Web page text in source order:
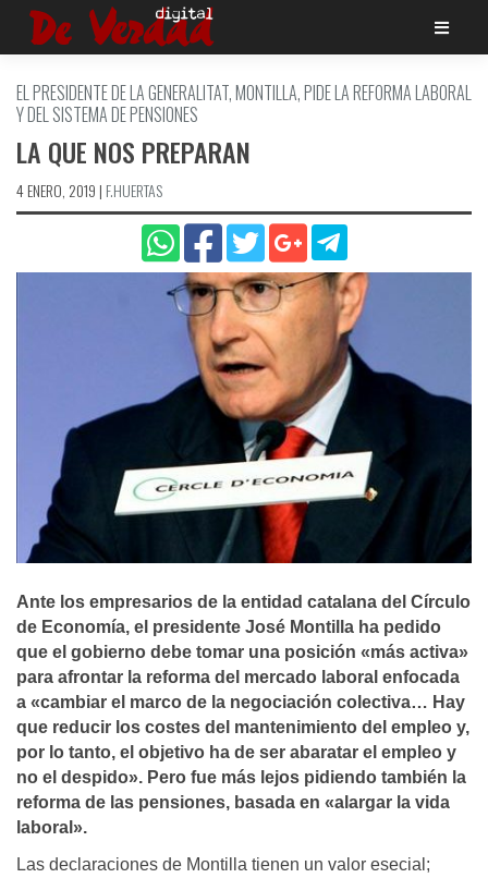
Saltar
EL PRESIDENTE DE LA GENERALITAT, MONTILLA, PIDE LA REFORMA LABORAL
Y DEL SISTEMA DE PENSIONES
LA QUE NOS PREPARAN
4 ENERO, 2019 | F.HUERTAS
Ante los empresarios de la entidad catalana del Cí­rculo
de Economí­a, el presidente José Montilla ha pedido
que el gobierno debe tomar una posición «más activa»
para afrontar la reforma del mercado laboral enfocada
a «cambiar el marco de la negociación colectiva… Hay
que reducir los costes del mantenimiento del empleo y,
por lo tanto, el objetivo ha de ser abaratar el empleo y
no el despido». Pero fue más lejos pidiendo también la
reforma de las pensiones, basada en «alargar la vida
laboral».
Las declaraciones de Montilla tienen un valor esecial;